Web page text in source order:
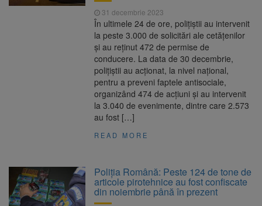
31 decembrie 2023
În ultimele 24 de ore, polițiștii au intervenit
la peste 3.000 de solicitări ale cetățenilor
și au reținut 472 de permise de
conducere. La data de 30 decembrie,
polițiștii au acționat, la nivel național,
pentru a preveni faptele antisociale,
organizând 474 de acțiuni și au intervenit
la 3.040 de evenimente, dintre care 2.573
au fost […]
READ MORE
Poliţia Română: Peste 124 de tone de
articole pirotehnice au fost confiscate
din noiembrie până în prezent